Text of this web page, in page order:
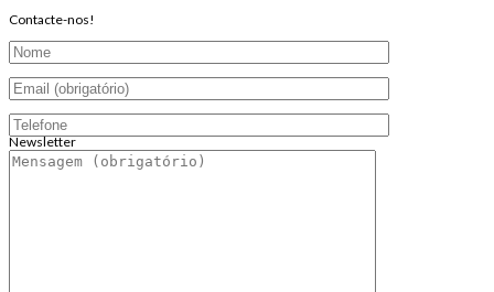
Contacte-nos!
Newsletter
Endereço de email: